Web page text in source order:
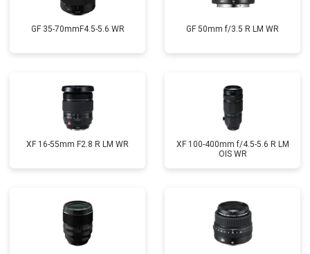
GF 35-70mmF4.5-5.6 WR GF 50mm f/3.5 R LM WR
XF 16-55mm F2.8 R LM WR
XF 100-400mm f/4.5-5.6 R LM
OIS WR